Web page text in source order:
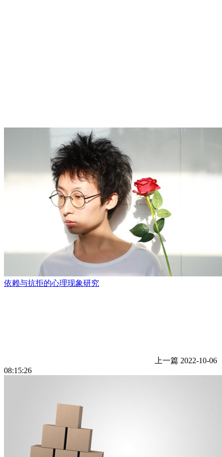
依赖与抗拒的心理现象研究
上一篇 2022-10-06
08:15:26